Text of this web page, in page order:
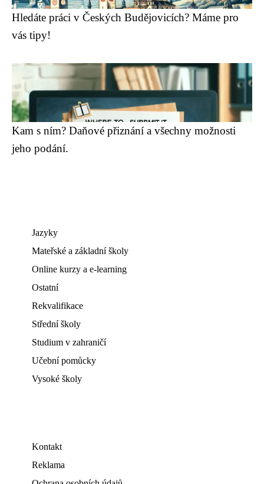
Hledáte práci v Českých Budějovicích? Máme pro
vás tipy!
Kam s ním? Daňové přiznání a všechny možnosti
jeho podání.
Jazyky
Mateřské a základní školy
Online kurzy a e-learning
Ostatní
Rekvalifikace
Střední školy
Studium v zahraničí
Učební pomůcky
Vysoké školy
Kontakt
Reklama